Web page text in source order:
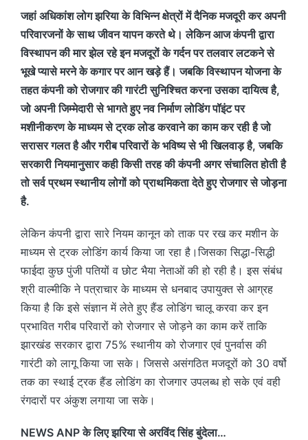
जहां अधिकांश लोग झरिया के विभिन्न क्षेत्रों में दैनिक मजदूरी कर अपनी
परिवारजनों के साथ जीवन यापन करते थे। लेकिन आज कंपनी द्वारा
विस्थापन की मार झेल रहे इन मजदूरों के गर्दन पर तलवार लटकने से
भूखे प्यासे मरने के कगार पर आन खड़े हैं। जबकि विस्थापन योजना के
तहत कंपनी को रोजगार की गारंटी सुनिश्चित करना उसका दायित्व है,
जो अपनी जिम्मेदारी से भागते हुए नव निर्माण लोडिंग पॉइंट पर
मशीनीकरण के माध्यम से ट्रक लोड करवाने का काम कर रही है जो
सरासर गलत है और गरीब परिवारों के भविष्य से भी खिलवाड़ है, जबकि
सरकारी नियमानुसार कही किसी तरह की कंपनी अगर संचालित होती है
तो सर्व प्रथम स्थानीय लोगों को प्राथमिकता देते हुए रोजगार से जोड़ना
है.
लेकिन कंपनी द्वारा सारे नियम कानून को ताक पर रख कर मशीन के
माध्यम से ट्रक लोडिंग कार्य किया जा रहा है।जिसका सिद्धा-सिद्धी
फाईदा कुछ पुंजी पतियों व छोट भैया नेताओं की हो रही है। इस संबंध
श्री वाल्मीकि ने पत्राचार के माध्यम से धनबाद उपायुक्त से आग्रह
किया है कि इसे संज्ञान में लेते हुए हैंड लोडिंग चालू करवा कर इन
प्रभावित गरीब परिवारों को रोजगार से जोड़ने का काम करें ताकि
झारखंड सरकार द्वारा 75% स्थानीय को रोजगार एवं पुनर्वास की
गारंटी को लागू किया जा सके। जिससे असंगठित मजदूरों को 30 वर्षो
तक का स्थाई ट्रक हैंड लोडिंग का रोजगार उपलब्ध हो सके एवं वही
रंगदारों पर अंकुश लगाया जा सके।
NEWS ANP के लिए झरिया से अरविंद सिंह बुंदेला…